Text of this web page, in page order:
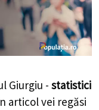
Giurgiu - statistici
articol vei regăsi